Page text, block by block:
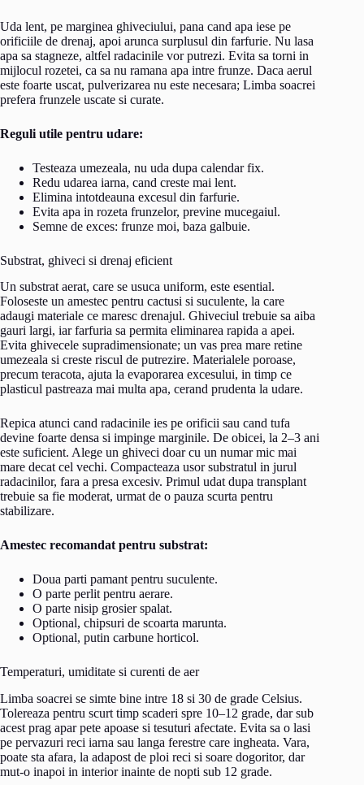
Uda lent, pe marginea ghiveciului, pana cand apa iese pe
orificiile de drenaj, apoi arunca surplusul din farfurie. Nu lasa
apa sa stagneze, altfel radacinile vor putrezi. Evita sa torni in
mijlocul rozetei, ca sa nu ramana apa intre frunze. Daca aerul
este foarte uscat, pulverizarea nu este necesara; Limba soacrei
prefera frunzele uscate si curate.
Reguli utile pentru udare:
Testeaza umezeala, nu uda dupa calendar fix.
Redu udarea iarna, cand creste mai lent.
Elimina intotdeauna excesul din farfurie.
Evita apa in rozeta frunzelor, previne mucegaiul.
Semne de exces: frunze moi, baza galbuie.
Substrat, ghiveci si drenaj eficient
Un substrat aerat, care se usuca uniform, este esential.
Foloseste un amestec pentru cactusi si suculente, la care
adaugi materiale ce maresc drenajul. Ghiveciul trebuie sa aiba
gauri largi, iar farfuria sa permita eliminarea rapida a apei.
Evita ghivecele supradimensionate; un vas prea mare retine
umezeala si creste riscul de putrezire. Materialele poroase,
precum teracota, ajuta la evaporarea excesului, in timp ce
plasticul pastreaza mai multa apa, cerand prudenta la udare.
Repica atunci cand radacinile ies pe orificii sau cand tufa
devine foarte densa si impinge marginile. De obicei, la 2–3 ani
este suficient. Alege un ghiveci doar cu un numar mic mai
mare decat cel vechi. Compacteaza usor substratul in jurul
radacinilor, fara a presa excesiv. Primul udat dupa transplant
trebuie sa fie moderat, urmat de o pauza scurta pentru
stabilizare.
Amestec recomandat pentru substrat:
Doua parti pamant pentru suculente.
O parte perlit pentru aerare.
O parte nisip grosier spalat.
Optional, chipsuri de scoarta marunta.
Optional, putin carbune horticol.
Temperaturi, umiditate si curenti de aer
Limba soacrei se simte bine intre 18 si 30 de grade Celsius.
Tolereaza pentru scurt timp scaderi spre 10–12 grade, dar sub
acest prag apar pete apoase si tesuturi afectate. Evita sa o lasi
pe pervazuri reci iarna sau langa ferestre care ingheata. Vara,
poate sta afara, la adapost de ploi reci si soare dogoritor, dar
mut-o inapoi in interior inainte de nopti sub 12 grade.